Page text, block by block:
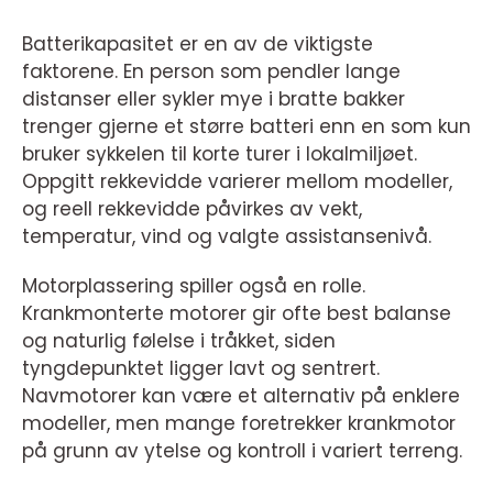
Batterikapasitet er en av de viktigste
faktorene. En person som pendler lange
distanser eller sykler mye i bratte bakker
trenger gjerne et større batteri enn en som kun
bruker sykkelen til korte turer i lokalmiljøet.
Oppgitt rekkevidde varierer mellom modeller,
og reell rekkevidde påvirkes av vekt,
temperatur, vind og valgte assistansenivå.
Motorplassering spiller også en rolle.
Krankmonterte motorer gir ofte best balanse
og naturlig følelse i tråkket, siden
tyngdepunktet ligger lavt og sentrert.
Navmotorer kan være et alternativ på enklere
modeller, men mange foretrekker krankmotor
på grunn av ytelse og kontroll i variert terreng.